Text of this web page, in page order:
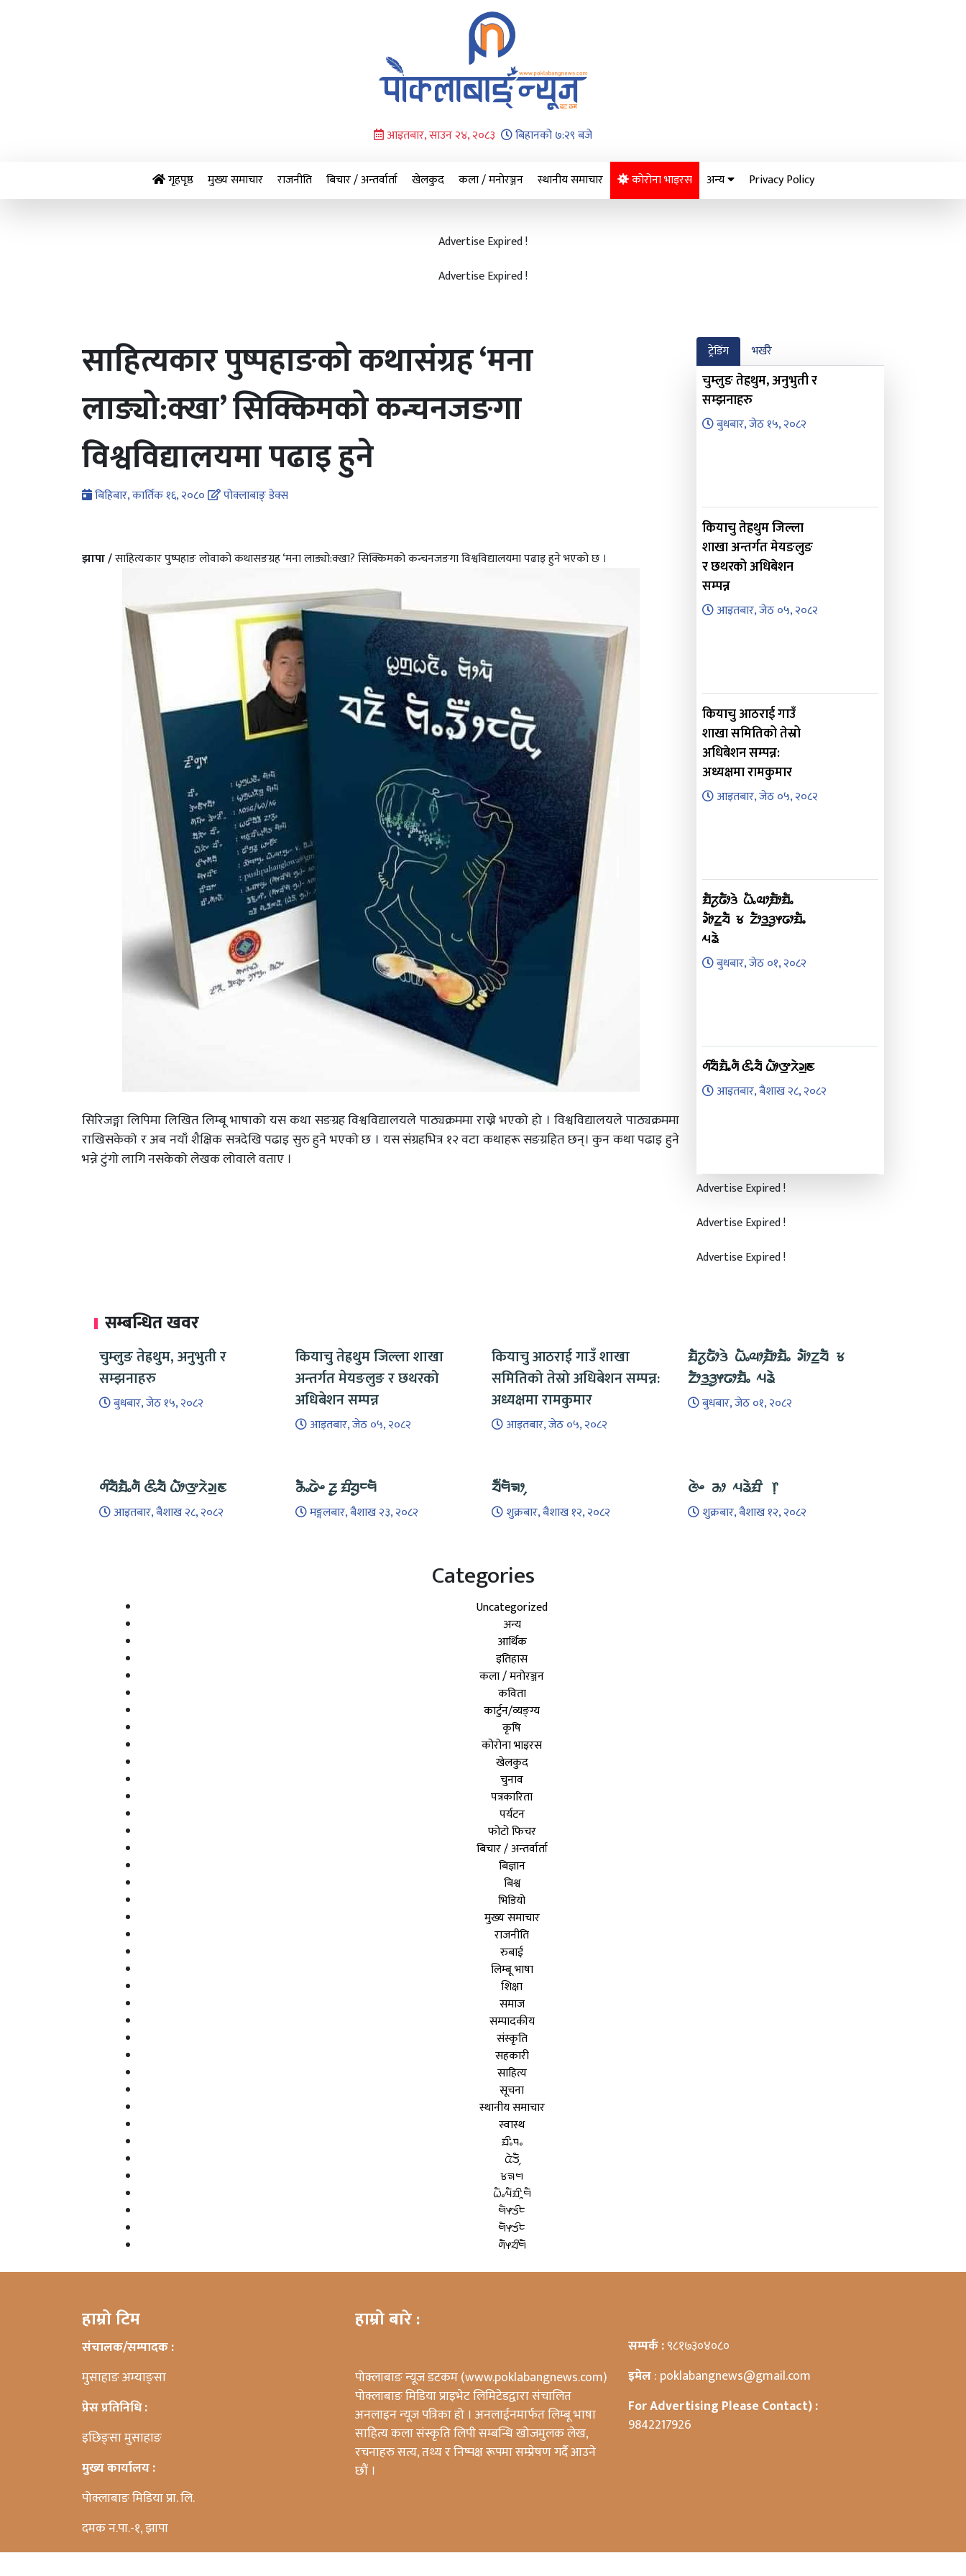
आइतबार, साउन २४, २०८३ बिहानको ७:२९ बजे
गृहपृष्ठ मुख्य समाचार राजनीति बिचार / अन्तर्वार्ता खेलकुद कला / मनोरञ्जन स्थानीय समाचार कोरोना भाइरस अन्य Privacy Policy
Advertise Expired !
Advertise Expired !
साहित्यकार पुष्पहाङको कथासंग्रह ‘मना
लाङ्यो:क्खा’ सिक्किमको कन्चनजङगा
विश्वविद्यालयमा पढाइ हुने
बिहिबार, कार्तिक १६, २०८० पोक्लाबाङ् डेक्स
झापा /साहित्यकार पुष्पहाङ लोवाको कथासङग्रह ‘मना लाङ्यो:क्खा? सिक्किमको कन्चनजङगा विश्वविद्यालयमा पढाइ हुने भएको छ ।
सिरिजङ्गा लिपिमा लिखित लिम्बू भाषाको यस कथा सङग्रह विश्वविद्यालयले पाठ्यक्रममा राख्ने भएको हो । विश्वविद्यालयले पाठ्यक्रममा
राखिसकेको र अब नयाँ शैक्षिक सत्रदेखि पढाइ सुरु हुने भएको छ । यस संग्रहभित्र १२ वटा कथाहरू सङग्रहित छन्। कुन कथा पढाइ हुने
भन्ने टुंगो लागि नसकेको लेखक लोवाले वताए ।
ट्रेडिंग भर्खरै
चुम्लुङ तेह्रथुम, अनुभुती र
सम्झनाहरु
बुधबार, जेठ १५, २०८२
कियाचु तेह्रथुम जिल्ला
शाखा अन्तर्गत मेयङलुङ
र छथरको अधिबेशन
सम्पन्न
आइतबार, जेठ ०५, २०८२
कियाचु आठराई गाउँ
शाखा समितिको तेस्रो
अधिबेशन सम्पन्न:
अध्यक्षमा रामकुमार
आइतबार, जेठ ०५, २०८२
ᤀᤠᤖᤢᤒᤥᤋᤧ ᤐᤠᤱᤓᤣ᤹ᤀᤥᤀᤠᤱ
ᤆᤥᤁ᤻ᤔᤠ ᤃ ᤁᤥᤋ᤻ᤋᤢᤶᤒᤣᤀᤠᤱ
ᤘᤕᤧ
बुधबार, जेठ ०१, २०८२
ᤛᤡᤔᤠᤀᤠᤱᤛᤠ ᤜᤡᤱᤔᤠ ᤐᤥᤅ᤻ᤖᤧᤆ᤻ᤇ
आइतबार, बैशाख २८, २०८२
Advertise Expired !
Advertise Expired !
Advertise Expired !
सम्बन्धित खवर
चुम्लुङ तेह्रथुम, अनुभुती र
सम्झनाहरु
बुधबार, जेठ १५, २०८२
कियाचु तेह्रथुम जिल्ला शाखा
अन्तर्गत मेयङलुङ र छथरको
अधिबेशन सम्पन्न
आइतबार, जेठ ०५, २०८२
कियाचु आठराई गाउँ शाखा
समितिको तेस्रो अधिबेशन सम्पन्न:
अध्यक्षमा रामकुमार
आइतबार, जेठ ०५, २०८२
ᤀᤠᤖᤢᤒᤥᤋᤧ ᤐᤠᤱᤓᤣ᤹ᤀᤥᤀᤠᤱ ᤆᤥᤁ᤻ᤔᤠ ᤃ
ᤁᤥᤋ᤻ᤋᤢᤶᤒᤣᤀᤠᤱ ᤘᤕᤧ
बुधबार, जेठ ०१, २०८२
ᤛᤡᤔᤠᤀᤠᤱᤛᤠ ᤜᤡᤱᤔᤠ ᤐᤥᤅ᤻ᤖᤧᤆ᤻ᤇ
आइतबार, बैशाख २८, २०८२
ᤌᤠᤱᤒᤧᤴ ᤏᤢ ᤀᤡᤔᤢᤰᤗᤠ
मङ्गलबार, बैशाख २३, २०८२
ᤔᤠ᤺ᤗᤠᤈᤣ᤹
शुक्रबार, बैशाख १२, २०८२
ᤜᤧᤴ ᤌᤣ ᤘᤕᤧᤀᤡ ᥅
शुक्रबार, बैशाख १२, २०८२
Categories
Uncategorized
अन्य
आर्थिक
इतिहास
कला / मनोरञ्जन
कविता
कार्टुन/व्यङ्ग्य
कृषि
कोरोना भाइरस
खेलकुद
चुनाव
पत्रकारिता
पर्यटन
फोटो फिचर
बिचार / अन्तर्वार्ता
बिज्ञान
बिश्व
भिडियो
मुख्य समाचार
राजनीति
रुबाई
लिम्बू भाषा
शिक्षा
समाज
सम्पादकीय
संस्कृति
सहकारी
साहित्य
सूचना
स्थानीय समाचार
स्वास्थ
ᤀᤡᤱᤄᤱ
ᤂᤧᤍᤠ᤹
ᤃᤈᤗ
ᤐᤠᤱᤘᤠᤀᤡᤳᤗᤠ
ᤗᤠᤶᤍᤡᤰ
ᤗᤠᤶᤍᤡᤰ
ᤛᤠᤶᤔᤡᤗᤠ
हाम्रो टिम
संचालक/सम्पादक :
मुसाहाङ अम्याङ्सा
प्रेस प्रतिनिधि :
इछिङ्सा मुसाहाङ
मुख्य कार्यालय :
पोक्लाबाङ मिडिया प्रा. लि.
दमक न.पा.-१, झापा
हाम्रो बारे :
पोक्लाबाङ न्यूज डटकम (www.poklabangnews.com)
पोक्लाबाङ मिडिया प्राइभेट लिमिटेडद्वारा संचालित
अनलाइन न्यूज पत्रिका हो । अनलाईनमार्फत लिम्बू भाषा
साहित्य कला संस्कृति लिपी सम्बन्धि खोजमुलक लेख,
रचनाहरु सत्य, तथ्य र निष्पक्ष रूपमा सम्प्रेषण गर्दै आउने
छौं ।
सम्पर्क :९८१७३०४०८०
इमेल: poklabangnews@gmail.com
For Advertising Please Contact) :
9842217926